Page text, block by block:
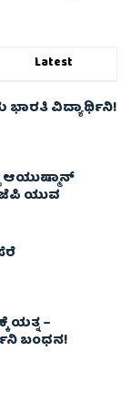
Latest
ವಿದ್ಯಾರ್ಥಿನಿ!
ಆಯುಷ್ಮಾನ್
ಯುವ
ಯತ್ನ –
ಬಂಧನ!